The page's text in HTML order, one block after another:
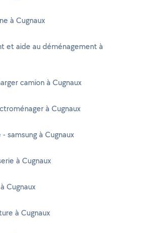
à Cugnaux
et aide au déménagement à
camion à Cugnaux
à Cugnaux
samsung à Cugnaux
à Cugnaux
Cugnaux
à Cugnaux